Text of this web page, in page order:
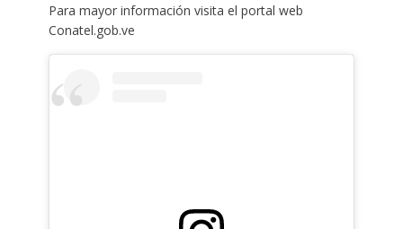
Para mayor información visita el portal web
Conatel.gob.ve